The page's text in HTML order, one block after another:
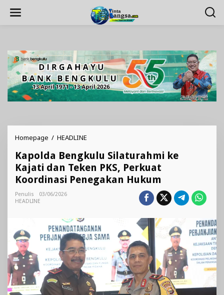
Homepage / HEADLINE
Silaturahmi
ke
Kajati
dan
Penegakan
Hukum
Kapolda Bengkulu Silaturahmi ke
Kajati dan Teken PKS, Perkuat
Koordinasi Penegakan Hukum
Penulis
03/06/2026
HEADLINE